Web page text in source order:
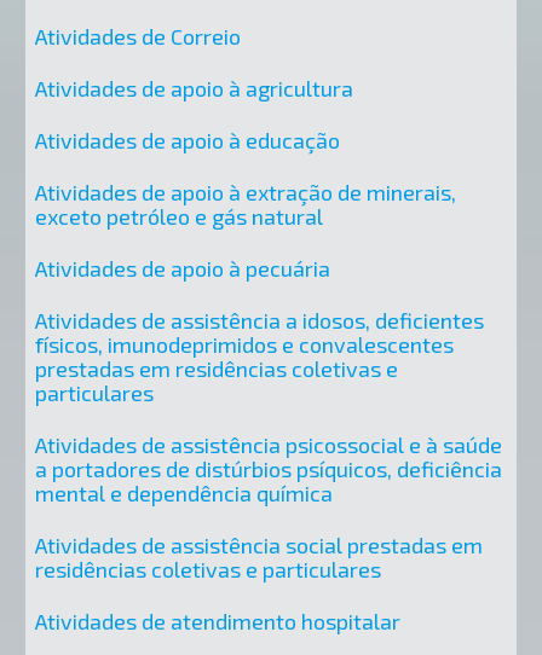
Atividades de Correio
Atividades de apoio à agricultura
Atividades de apoio à educação
Atividades de apoio à extração de minerais,
exceto petróleo e gás natural
Atividades de apoio à pecuária
Atividades de assistência a idosos, deficientes
físicos, imunodeprimidos e convalescentes
prestadas em residências coletivas e
particulares
Atividades de assistência psicossocial e à saúde
a portadores de distúrbios psíquicos, deficiência
mental e dependência química
Atividades de assistência social prestadas em
residências coletivas e particulares
Atividades de atendimento hospitalar